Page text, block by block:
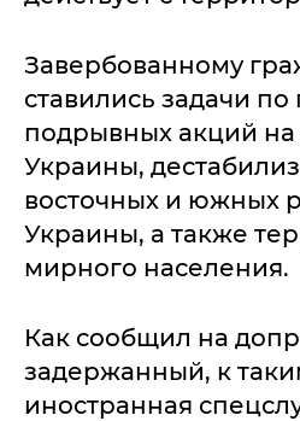
Завербованному
ставились задачи
подрывных акций на
Украины,
восточных и южных
Украины, а также
мирного населения.
Как сообщил на
задержанный, к
иностранная